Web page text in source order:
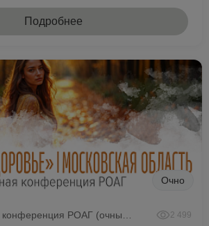
Подробнее
Очно
2 499